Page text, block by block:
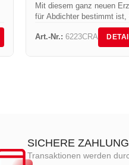
Mit diesem ganz neuen
für Abdichter bestimmt ist,
Baustelle gleichermaßen
und flach ausgebreitet
Forschungs- und
Art.-Nr.: 6223CRA
SICHERE ZAHLUNG
Transaktionen werden